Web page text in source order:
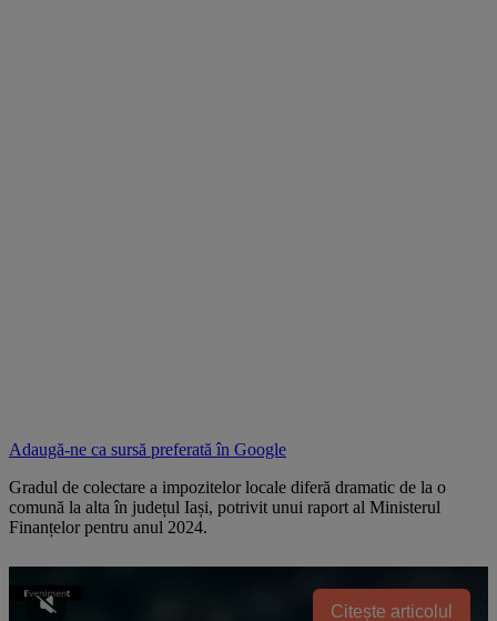
Adaugă-ne ca sursă preferată în Google
Gradul de colectare a impozitelor locale diferă dramatic de la o
comună la alta în județul Iași, potrivit unui raport al Ministerul
Finanțelor pentru anul 2024.
Citește articolul